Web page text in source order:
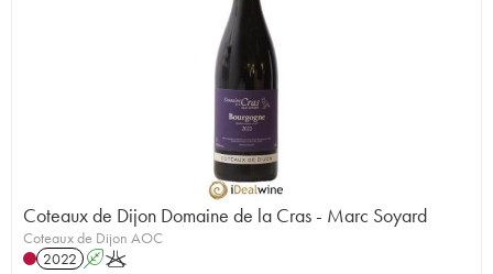
Coteaux de Dijon Domaine de la Cras - Marc Soyard
Coteaux de Dijon AOC
2022 AK